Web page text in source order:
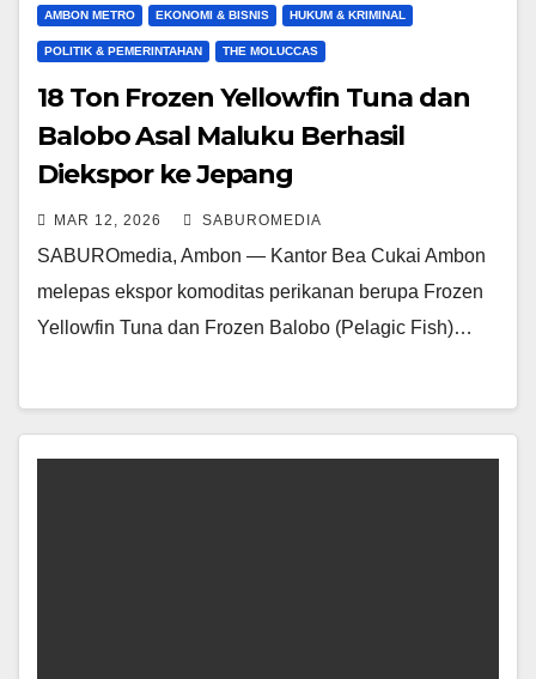
AMBON METRO EKONOMI & BISNIS HUKUM & KRIMINAL
POLITIK & PEMERINTAHAN THE MOLUCCAS
18 Ton Frozen Yellowfin Tuna dan
Balobo Asal Maluku Berhasil
Diekspor ke Jepang
MAR 12, 2026 SABUROMEDIA
SABUROmedia, Ambon — Kantor Bea Cukai Ambon
melepas ekspor komoditas perikanan berupa Frozen
Yellowfin Tuna dan Frozen Balobo (Pelagic Fish)…